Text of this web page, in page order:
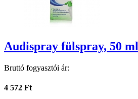
Audispray fülspray, 50 ml
Bruttó fogyasztói ár:
4 572 Ft